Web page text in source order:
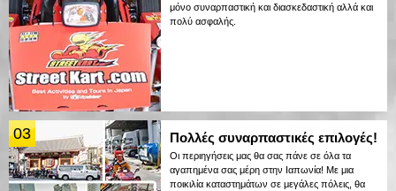
μόνο συναρπαστική και διασκεδαστική αλλά και
πολύ ασφαλής.
03 Πολλές συναρπαστικές επιλογές!
Οι περιηγήσεις μας θα σας πάνε σε όλα τα
αγαπημένα σας μέρη στην Ιαπωνία! Με μια
ποικιλία καταστημάτων σε μεγάλες πόλεις, θα